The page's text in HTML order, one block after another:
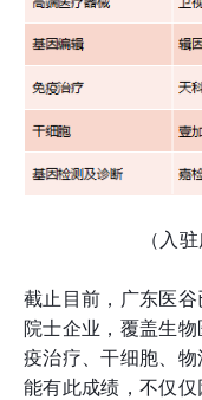
（入
截止目前，广东医
院士企业，覆盖生
疫治疗、干细胞、物
能有此成绩，不仅仅